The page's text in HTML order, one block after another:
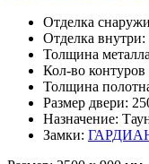
Отделка
Отделка
Толщина
Кол-во
Толщина
Размер двери:
Назначение:
Замки: